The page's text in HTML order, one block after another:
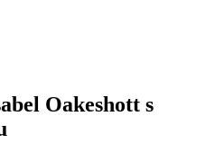
Oakeshott s